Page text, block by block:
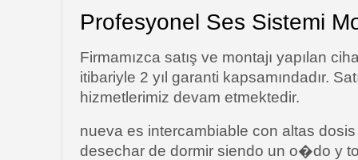
Profesyonel Ses Sistemi
Firmamızca satış ve montajı yapılan
itibariyle 2 yıl garanti kapsamındadır.
hizmetlerimiz devam etmektedir.
nueva es intercambiable con altas
desechar de dormir siendo un o�do y